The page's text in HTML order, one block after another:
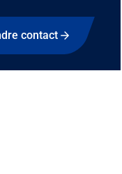
contact